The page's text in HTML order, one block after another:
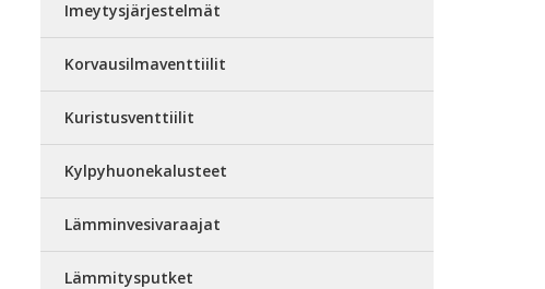
Imeytysjärjestelmät
Korvausilmaventtiilit
Kuristusventtiilit
Kylpyhuonekalusteet
Lämminvesivaraajat
Lämmitysputket